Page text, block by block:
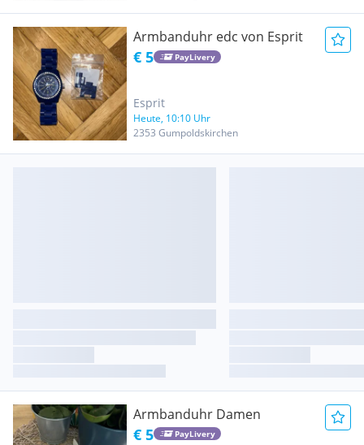
Armbanduhr edc von Esprit
€ 5 PayLivery
Esprit
Heute, 10:10 Uhr
2353 Gumpoldskirchen
Armbanduhr Damen
€ 5 PayLivery